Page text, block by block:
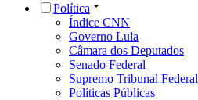
Política
Índice CNN
Governo Lula
Câmara dos Deputados
Senado Federal
Supremo Tribunal Federal
Políticas Públicas